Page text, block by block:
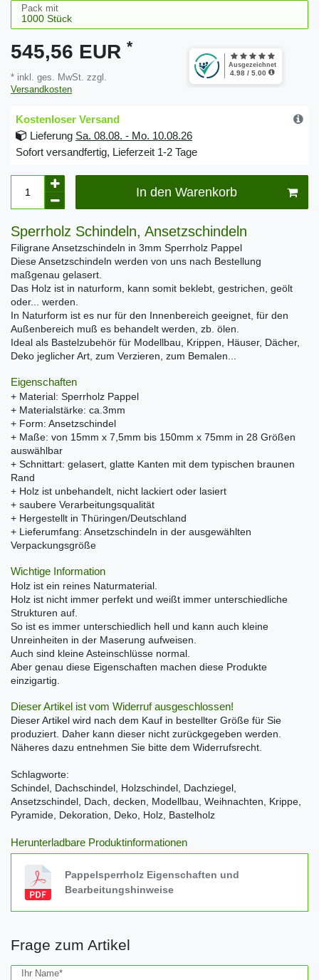
Pack mit
545,56 EUR *
* inkl. ges. MwSt. zzgl.
Versandkosten
Kostenloser Versand
Lieferung Sa. 08.08. - Mo. 10.08.26
Sofort versandfertig, Lieferzeit 1-2 Tage
In den Warenkorb
Sperrholz Schindeln, Ansetzschindeln
Filigrane Ansetzschindeln in 3mm Sperrholz Pappel
Diese Ansetzschindeln werden von uns nach Bestellung
maßgenau gelasert.
Das Holz ist in naturform, kann somit beklebt, gestrichen, geölt
oder... werden.
In Naturform ist es nur für den Innenbereich geeignet, für den
Außenbereich muß es behandelt werden, zb. ölen.
Ideal als Bastelzubehör für Modellbau, Krippen, Häuser, Dächer,
Deko jeglicher Art, zum Verzieren, zum Bemalen...
Eigenschaften
+ Material: Sperrholz Pappel
+ Materialstärke: ca.3mm
+ Form: Ansetzschindel
+ Maße: von 15mm x 7,5mm bis 150mm x 75mm in 28 Größen
auswählbar
+ Schnittart: gelasert, glatte Kanten mit dem typischen braunen
Rand
+ Holz ist unbehandelt, nicht lackiert oder lasiert
+ saubere Verarbeitungsqualität
+ Hergestellt in Thüringen/Deutschland
+ Lieferumfang: Ansetzschindeln in der ausgewählten
Verpackungsgröße
Wichtige Information
Holz ist ein reines Naturmaterial.
Holz ist nicht immer perfekt und weißt immer unterschiedliche
Strukturen auf.
So ist es immer unterschiedlich hell und kann auch kleine
Unreinheiten in der Maserung aufweisen.
Auch sind kleine Asteinschlüsse normal.
Aber genau diese Eigenschaften machen diese Produkte
einzigartig.
Dieser Artikel ist vom Widerruf ausgeschlossen!
Dieser Artikel wird nach dem Kauf in bestellter Größe für Sie
produziert. Daher kann dieser nicht zurückgegeben werden.
Näheres dazu entnehmen Sie bitte dem Widerrufsrecht.
Schlagworte:
Schindel, Dachschindel, Holzschindel, Dachziegel,
Ansetzschindel, Dach, decken, Modellbau, Weihnachten, Krippe,
Pyramide, Dekoration, Deko, Holz, Bastelholz
Herunterladbare Produktinformationen
Pappelsperrholz Eigenschaften und
Bearbeitungshinweise
Frage zum Artikel
Ihr Name*
Ceres::Template.mailFormHoneypotLabel